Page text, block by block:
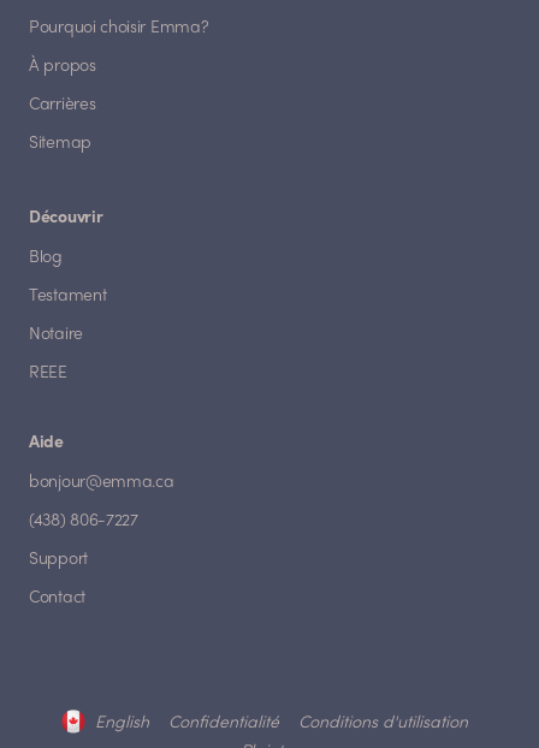
Pourquoi choisir Emma?
À propos
Carrières
Sitemap
Découvrir
Blog
Testament
Notaire
REEE
Aide
bonjour@emma.ca
(438) 806-7227
Support
Contact
English Confidentialité
Conditions d'utilisation